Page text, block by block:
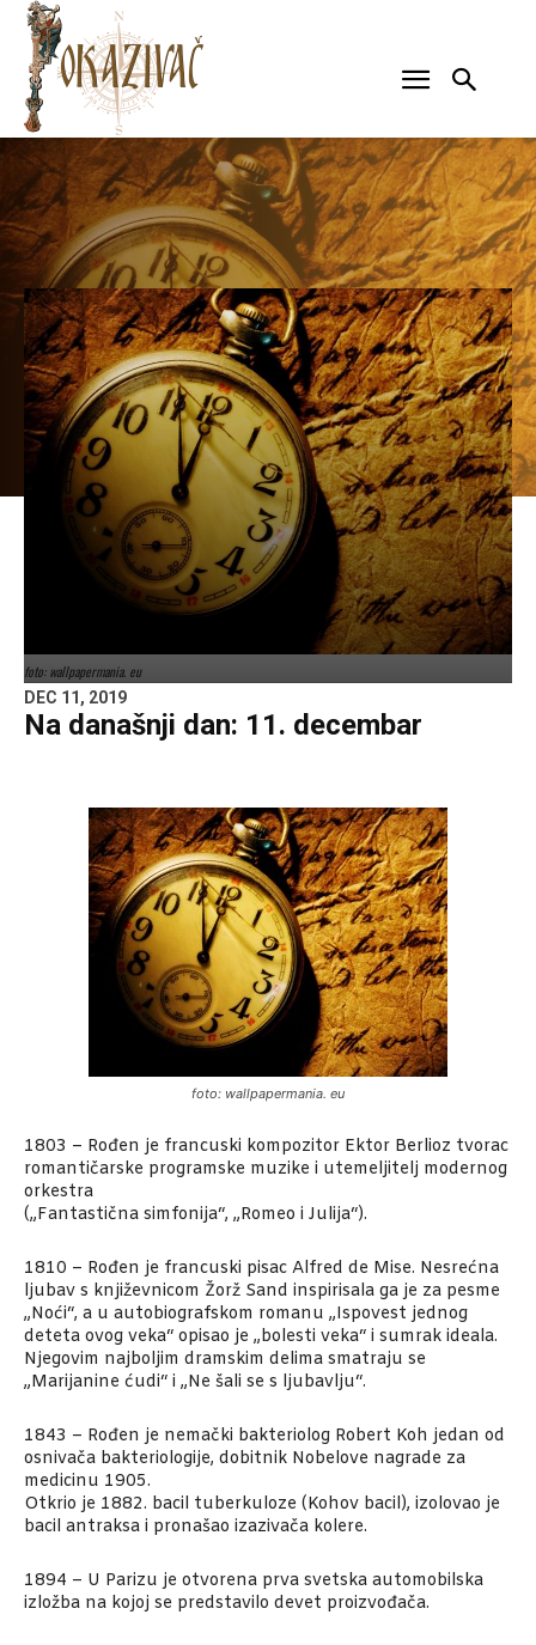
foto: wallpapermania. eu
DEC 11, 2019
Na današnji dan: 11. decembar
foto: wallpapermania. eu
1803 – Rođen je francuski kompozitor Ektor Berlioz tvorac
romantičarske programske muzike i utemeljitelj modernog
orkestra
(„Fantastična simfonija“, „Romeo i Julija“).
1810 – Rođen je francuski pisac Alfred de Mise. Nesrećna
ljubav s književnicom Žorž Sand inspirisala ga je za pesme
„Noći“, a u autobiografskom romanu „Ispovest jednog
deteta ovog veka“ opisao je „bolesti veka“ i sumrak ideala.
Njegovim najboljim dramskim delima smatraju se
„Marijanine ćudi“ i „Ne šali se s ljubavlju“.
1843 – Rođen je nemački bakteriolog Robert Koh jedan od
osnivača bakteriologije, dobitnik Nobelove nagrade za
medicinu 1905.
Otkrio je 1882. bacil tuberkuloze (Kohov bacil), izolovao je
bacil antraksa i pronašao izazivača kolere.
1894 – U Parizu je otvorena prva svetska automobilska
izložba na kojoj se predstavilo devet proizvođača.